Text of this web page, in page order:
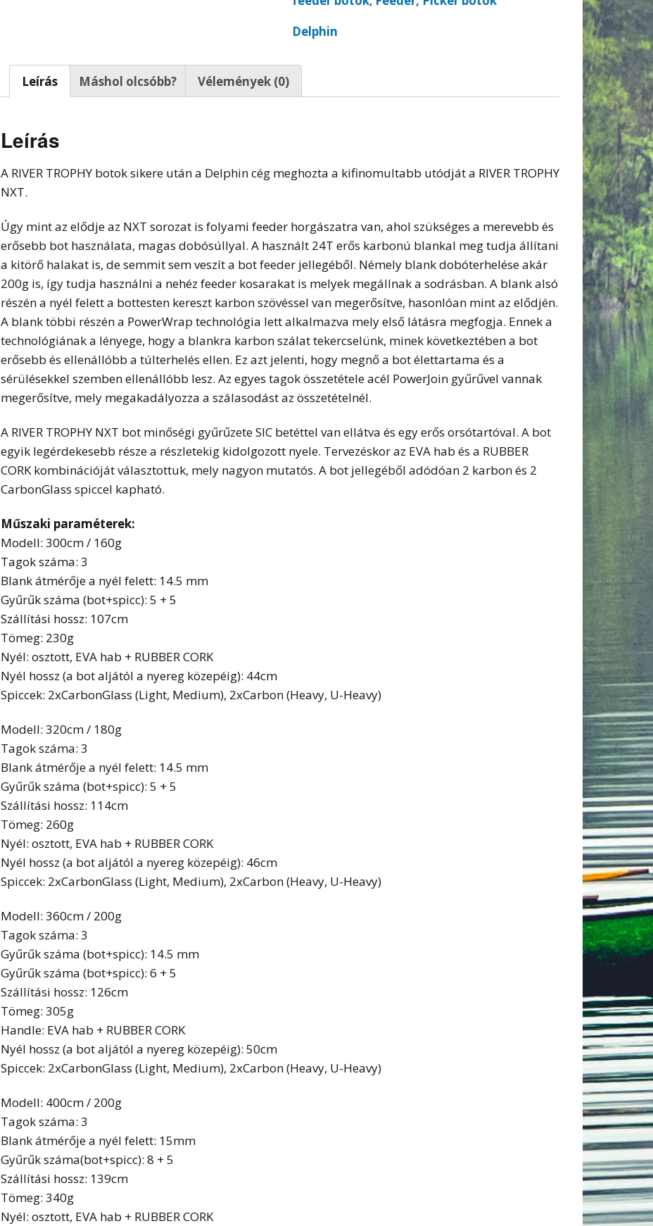
Delphin
Leírás Máshol olcsóbb? Vélemények (0)
Leírás
A RIVER TROPHY botok sikere után a Delphin cég meghozta a kifinomultabb utódját a RIVER TROPHY
NXT.
Úgy mint az elődje az NXT sorozat is folyami feeder horgászatra van, ahol szükséges a merevebb és
erősebb bot használata, magas dobósúllyal. A használt 24T erős karbonú blankal meg tudja állítani
a kitörő halakat is, de semmit sem veszít a bot feeder jellegéből. Némely blank dobóterhelése akár
200g is, így tudja használni a nehéz feeder kosarakat is melyek megállnak a sodrásban. A blank alsó
részén a nyél felett a bottesten kereszt karbon szövéssel van megerősítve, hasonlóan mint az elődjén.
A blank többi részén a PowerWrap technológia lett alkalmazva mely első látásra megfogja. Ennek a
technológiának a lényege, hogy a blankra karbon szálat tekercselünk, minek következtében a bot
erősebb és ellenállóbb a túlterhelés ellen. Ez azt jelenti, hogy megnő a bot élettartama és a
sérülésekkel szemben ellenállóbb lesz. Az egyes tagok összetétele acél PowerJoin gyűrűvel vannak
megerősítve, mely megakadályozza a szálasodást az összetételnél.
A RIVER TROPHY NXT bot minőségi gyűrűzete SIC betéttel van ellátva és egy erős orsótartóval. A bot
egyik legérdekesebb része a részletekig kidolgozott nyele. Tervezéskor az EVA hab és a RUBBER
CORK kombinációját választottuk, mely nagyon mutatós. A bot jellegéből adódóan 2 karbon és 2
CarbonGlass spiccel kapható.
Műszaki paraméterek:
Modell: 300cm / 160g
Tagok száma: 3
Blank átmérője a nyél felett: 14.5 mm
Gyűrűk száma (bot+spicc): 5 + 5
Szállítási hossz: 107cm
Tömeg: 230g
Nyél: osztott, EVA hab + RUBBER CORK
Nyél hossz (a bot aljától a nyereg közepéig): 44cm
Spiccek: 2xCarbonGlass (Light, Medium), 2xCarbon (Heavy, U-Heavy)
Modell: 320cm / 180g
Tagok száma: 3
Blank átmérője a nyél felett: 14.5 mm
Gyűrűk száma (bot+spicc): 5 + 5
Szállítási hossz: 114cm
Tömeg: 260g
Nyél: osztott, EVA hab + RUBBER CORK
Nyél hossz (a bot aljától a nyereg közepéig): 46cm
Spiccek: 2xCarbonGlass (Light, Medium), 2xCarbon (Heavy, U-Heavy)
Modell: 360cm / 200g
Tagok száma: 3
Gyűrűk száma (bot+spicc): 14.5 mm
Gyűrűk száma (bot+spicc): 6 + 5
Szállítási hossz: 126cm
Tömeg: 305g
Handle: EVA hab + RUBBER CORK
Nyél hossz (a bot aljától a nyereg közepéig): 50cm
Spiccek: 2xCarbonGlass (Light, Medium), 2xCarbon (Heavy, U-Heavy)
Modell: 400cm / 200g
Tagok száma: 3
Blank átmérője a nyél felett: 15mm
Gyűrűk száma(bot+spicc): 8 + 5
Szállítási hossz: 139cm
Tömeg: 340g
Nyél: osztott, EVA hab + RUBBER CORK